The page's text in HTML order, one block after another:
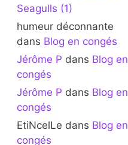
Seagulls (1)
humeur déconnante
dans Blog en congés
Jérôme P dans Blog en
congés
Jérôme P dans Blog en
congés
EtiNcelLe dans Blog en
congés